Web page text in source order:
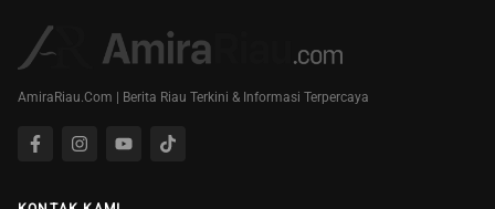
AmiraRiau.Com | Berita Riau Terkini & Informasi Terpercaya